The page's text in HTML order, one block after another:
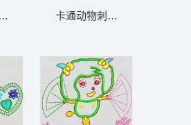
图案 恐龙_卡通贴布卡通动物刺绣图案 鸟兔_卡通